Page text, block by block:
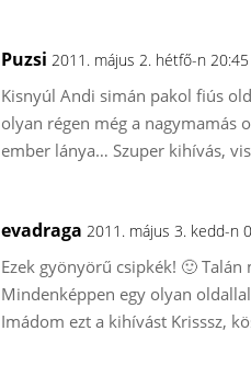
Puzsi 2011. május 2. hétfő-n
Kisnyúl Andi simán pakol fiús
olyan régen még a nagymamás
ember lánya… Szuper kihívás,
evadraga 2011. május 3. kedd-n
Ezek gyönyörű csipkék! 🙂
Mindenképpen egy olyan
Imádom ezt a kihívást Krisssz,